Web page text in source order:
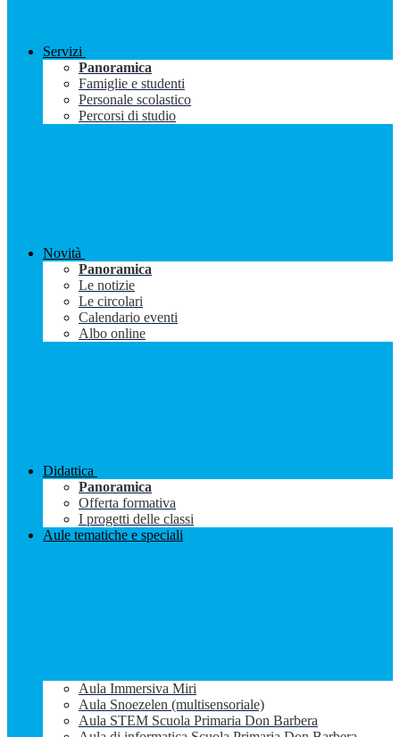
Servizi
Panoramica
Famiglie e studenti
Personale scolastico
Percorsi di studio
Novità
Panoramica
Le notizie
Le circolari
Calendario eventi
Albo online
Didattica
Panoramica
Offerta formativa
I progetti delle classi
Aule tematiche e speciali
Aula Immersiva Miri
Aula Snoezelen (multisensoriale)
Aula STEM Scuola Primaria Don Barbera